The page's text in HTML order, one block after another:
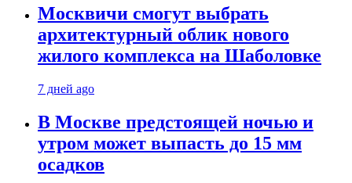
Москвичи смогут выбрать
архитектурный облик нового
жилого комплекса на Шаболовке
7 дней ago
В Москве предстоящей ночью и
утром может выпасть до 15 мм
осадков